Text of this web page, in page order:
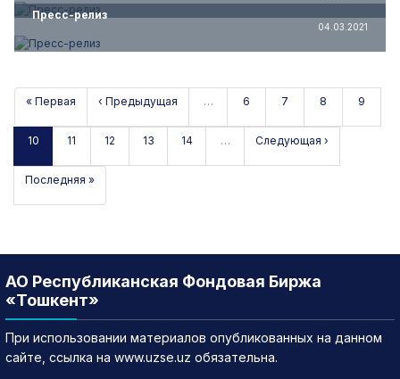
Пресс-релиз
04.03.2021
« Первая ‹ Предыдущая … 6 7 8 9
10 11 12 13 14 … Следующая ›
Последняя »
АО Республиканская Фондовая Биржа
«Тошкент»
При использовании материалов опубликованных на данном
сайте, ссылка на www.uzse.uz обязательна.